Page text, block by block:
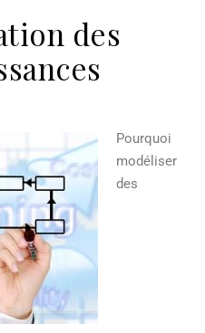
des
Pourquoi
modéliser
des